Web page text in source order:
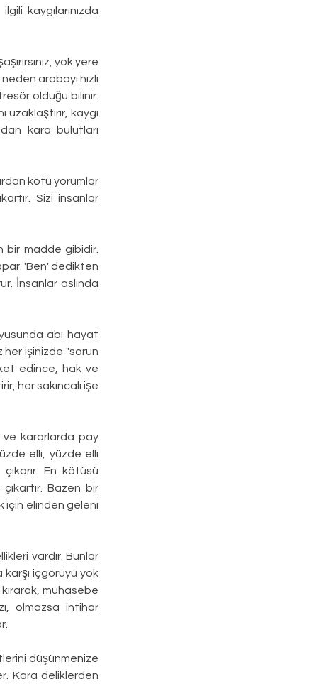
kaygılarınızda
yok yere
arabayı hızlı
olduğu bilinir.
kaygı
kara bulutları
kötü yorumlar
Sizi insanlar
bir madde gibidir.
'Ben' dedikten
İnsanlar aslında
abı hayat
her işinizde "sorun
edince, hak ve
her sakıncalı işe
ve kararlarda pay
elli, yüzde elli
En kötüsü
Bazen bir
için elinden geleni
vardır. Bunlar
karşı içgörüyü yok
muhasebe
olmazsa intihar
düşünmenize
Kara deliklerden